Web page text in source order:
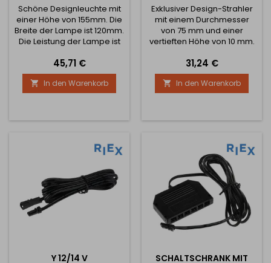
Schöne Designleuchte mit
einer Höhe von 155mm. Die
Breite der Lampe ist 120mm.
Die Leistung der Lampe ist
Preis
45,71 €
 In den Warenkorb
Exklusiver Design-Strahler
mit einem Durchmesser
von 75 mm und einer
vertieften Höhe von 10 mm.
um den Umfang der Lampe
machen es sehr elegant
und luxuriös. Der Preis ist
pro Stück.
Preis
31,24 €
 In den Warenkorb
Y 12/14 V
SCHALTSCHRANK MIT